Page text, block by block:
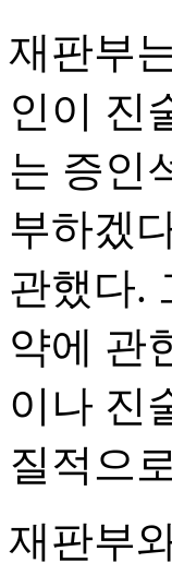
재판부
인이 진
는 증인
부하겠
관했다.
약에 관
이나 진
질적으
재판부